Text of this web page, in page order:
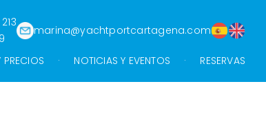
marina@yachtportcartagena.com
PRECIOS NOTICIAS Y EVENTOS RESERVAS